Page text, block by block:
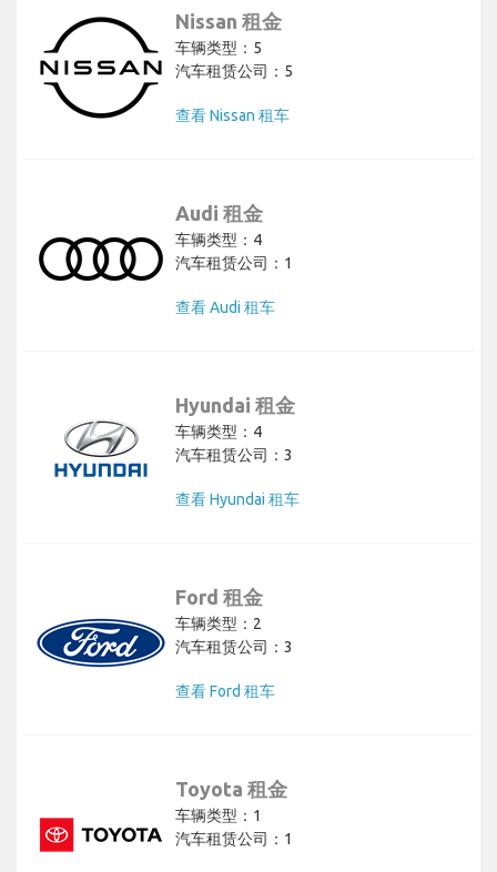
Nissan 租金
车辆类型：5
汽车租赁公司：5
查看 Nissan 租车
Audi 租金
车辆类型：4
汽车租赁公司：1
查看 Audi 租车
Hyundai 租金
车辆类型：4
汽车租赁公司：3
查看 Hyundai 租车
Ford 租金
车辆类型：2
汽车租赁公司：3
查看 Ford 租车
Toyota 租金
车辆类型：1
汽车租赁公司：1